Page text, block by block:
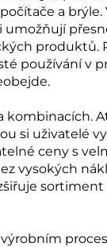
a
produktů.
používání v
kombinacích.
si uživatelé
ceny s
vysokých